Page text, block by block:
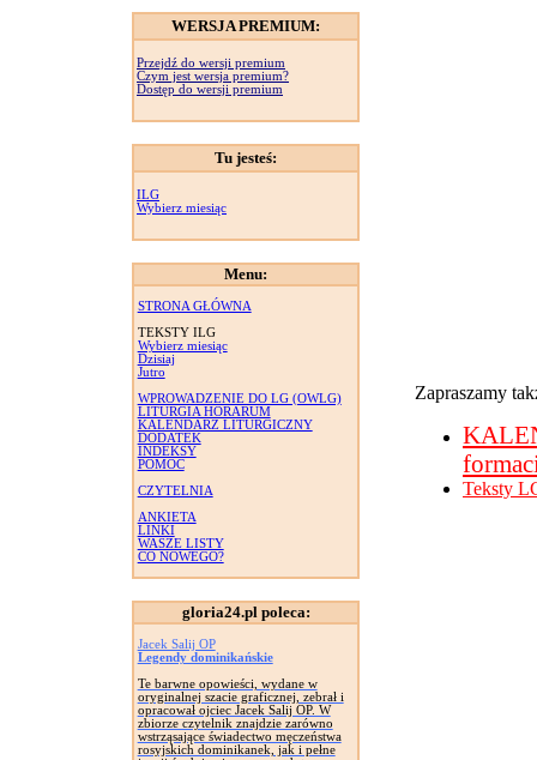
WERSJA PREMIUM:
Przejdź do wersji premium
Czym jest wersja premium?
Dostęp do wersji premium
Tu jesteś:
ILG
Wybierz miesiąc
Menu:
STRONA GŁÓWNA
TEKSTY ILG
Wybierz miesiąc
Dzisiaj
Jutro
WPROWADZENIE DO LG (OWLG)
LITURGIA HORARUM
KALENDARZ LITURGICZNY
DODATEK
INDEKSY
POMOC
CZYTELNIA
ANKIETA
LINKI
WASZE LISTY
CO NOWEGO?
gloria24.pl poleca:
Jacek Salij OP
Legendy dominikańskie
Te barwne opowieści, wydane w
oryginalnej szacie graficznej, zebrał i
opracował ojciec Jacek Salij OP. W
zbiorze czytelnik znajdzie zarówno
wstrząsające świadectwo męczeństwa
rosyjskich dominikanek, jak i pełne
Zapraszamy
Teksty